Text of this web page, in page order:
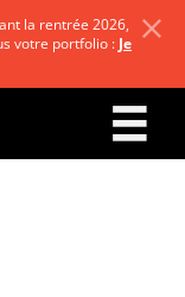
la rentrée 2026,
votre portfolio : Je